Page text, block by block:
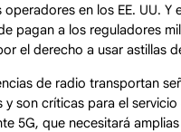
en los EE. UU. Y
pagan a los reguladores
el derecho a usar astillas
de radio transportan
y son críticas para el servicio
5G, que necesitará